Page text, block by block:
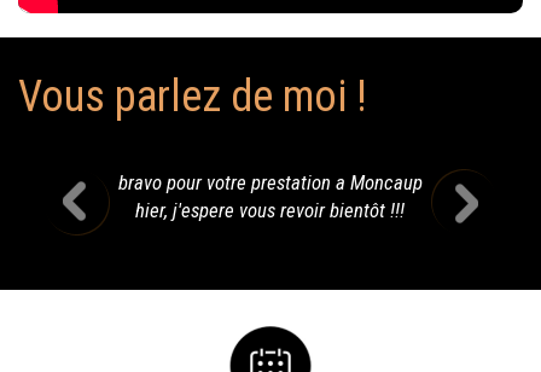
Vous parlez de moi !
bravo pour votre prestation a Moncaup
hier, j'espere vous revoir bientôt !!!